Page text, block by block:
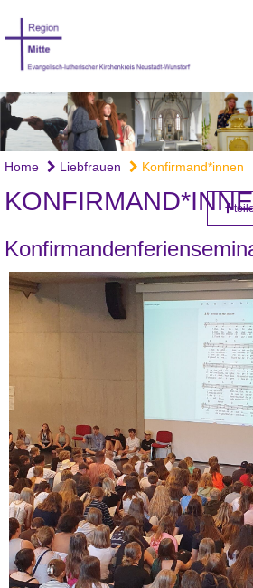
Home Liebfrauen Konfirmand*innen